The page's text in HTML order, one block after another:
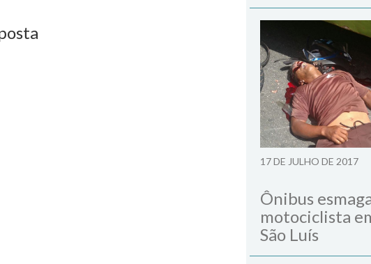
17 DE JULHO DE 2017
Ônibus
motociclista
São Luís